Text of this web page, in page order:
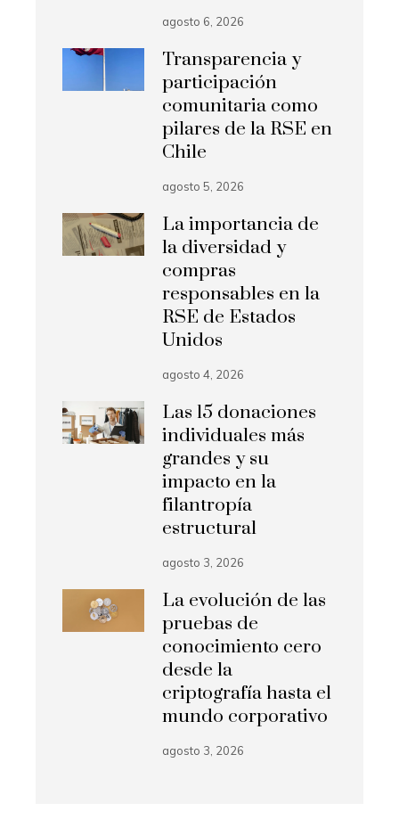
agosto 6, 2026
Transparencia y
participación
comunitaria como
pilares de la RSE en
Chile
agosto 5, 2026
La importancia de
la diversidad y
compras
responsables en la
RSE de Estados
Unidos
agosto 4, 2026
Las 15 donaciones
individuales más
grandes y su
impacto en la
filantropía
estructural
agosto 3, 2026
La evolución de las
pruebas de
conocimiento cero
desde la
criptografía hasta el
mundo corporativo
agosto 3, 2026